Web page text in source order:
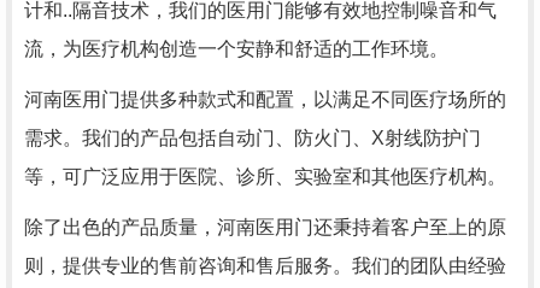
计和..隔音技术，我们的医用门能够有效地控制噪音和气
流，为医疗机构创造一个安静和舒适的工作环境。
河南医用门提供多种款式和配置，以满足不同医疗场所的
需求。我们的产品包括自动门、防火门、X射线防护门
等，可广泛应用于医院、诊所、实验室和其他医疗机构。
除了出色的产品质量，河南医用门还秉持着客户至上的原
则，提供专业的售前咨询和售后服务。我们的团队由经验